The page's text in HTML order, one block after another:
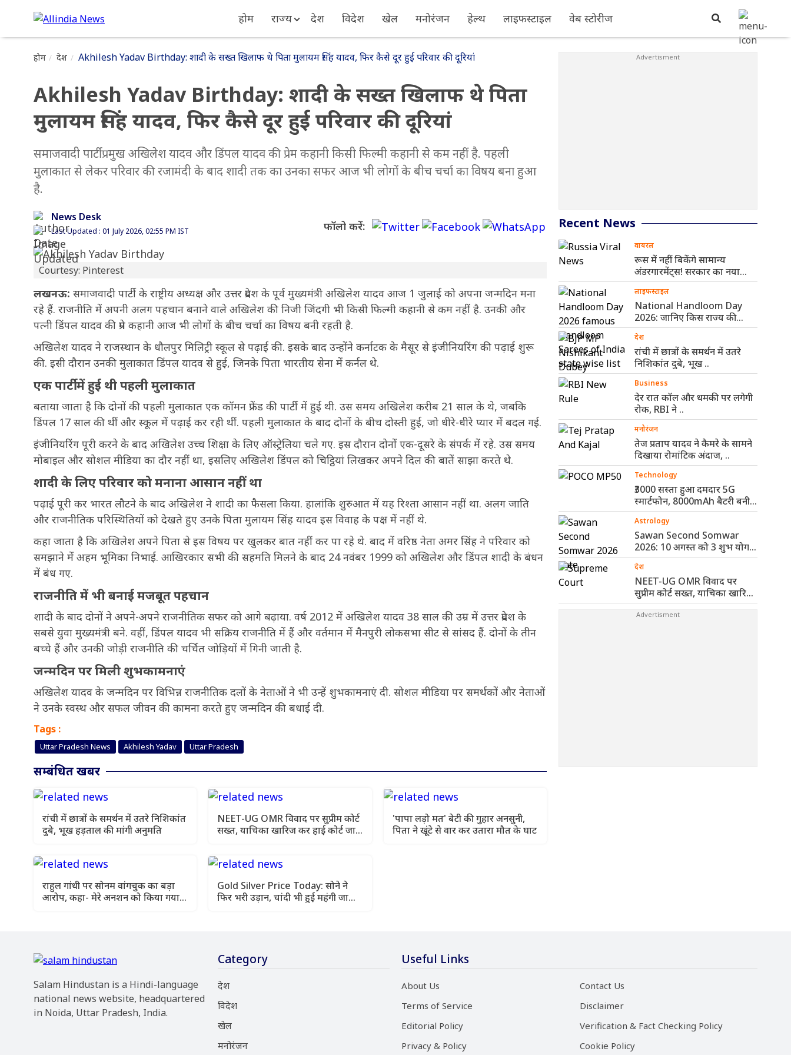
होम राज्य देश विदेश खेल मनोरंजन हेल्थ लाइफस्टाइल वेब स्टोरीज
होम देश Akhilesh Yadav Birthday: शादी के सख्त खिलाफ थे पिता मुलायम सिंह यादव, फिर कैसे दूर हुई परिवार की दूरियां
Akhilesh Yadav Birthday: शादी के सख्त खिलाफ थे पिता
मुलायम सिंह यादव, फिर कैसे दूर हुई परिवार की दूरियां
समाजवादी पार्टी प्रमुख अखिलेश यादव और डिंपल यादव की प्रेम कहानी किसी फिल्मी कहानी से कम नहीं है. पहली
मुलाकात से लेकर परिवार की रजामंदी के बाद शादी तक का उनका सफर आज भी लोगों के बीच चर्चा का विषय बना हुआ
है.
News Desk
Last Updated : 01 July 2026, 02:55 PM IST फॉलो करें:
Courtesy: Pinterest
लखनऊ: समाजवादी पार्टी के राष्ट्रीय अध्यक्ष और उत्तर प्रदेश के पूर्व मुख्यमंत्री अखिलेश यादव आज 1 जुलाई को अपना जन्मदिन मना
रहे हैं. राजनीति में अपनी अलग पहचान बनाने वाले अखिलेश की निजी जिंदगी भी किसी फिल्मी कहानी से कम नहीं है. उनकी और
पत्नी डिंपल यादव की प्रेम कहानी आज भी लोगों के बीच चर्चा का विषय बनी रहती है.
अखिलेश यादव ने राजस्थान के धौलपुर मिलिट्री स्कूल से पढ़ाई की. इसके बाद उन्होंने कर्नाटक के मैसूर से इंजीनियरिंग की पढ़ाई शुरू
की. इसी दौरान उनकी मुलाकात डिंपल यादव से हुई, जिनके पिता भारतीय सेना में कर्नल थे.
एक पार्टी में हुई थी पहली मुलाकात
बताया जाता है कि दोनों की पहली मुलाकात एक कॉमन फ्रेंड की पार्टी में हुई थी. उस समय अखिलेश करीब 21 साल के थे, जबकि
डिंपल 17 साल की थीं और स्कूल में पढ़ाई कर रही थीं. पहली मुलाकात के बाद दोनों के बीच दोस्ती हुई, जो धीरे-धीरे प्यार में बदल गई.
इंजीनियरिंग पूरी करने के बाद अखिलेश उच्च शिक्षा के लिए ऑस्ट्रेलिया चले गए. इस दौरान दोनों एक-दूसरे के संपर्क में रहे. उस समय
मोबाइल और सोशल मीडिया का दौर नहीं था, इसलिए अखिलेश डिंपल को चिट्ठियां लिखकर अपने दिल की बातें साझा करते थे.
शादी के लिए परिवार को मनाना आसान नहीं था
पढ़ाई पूरी कर भारत लौटने के बाद अखिलेश ने शादी का फैसला किया. हालांकि शुरुआत में यह रिश्ता आसान नहीं था. अलग जाति
और राजनीतिक परिस्थितियों को देखते हुए उनके पिता मुलायम सिंह यादव इस विवाह के पक्ष में नहीं थे.
कहा जाता है कि अखिलेश अपने पिता से इस विषय पर खुलकर बात नहीं कर पा रहे थे. बाद में वरिष्ठ नेता अमर सिंह ने परिवार को
समझाने में अहम भूमिका निभाई. आखिरकार सभी की सहमति मिलने के बाद 24 नवंबर 1999 को अखिलेश और डिंपल शादी के बंधन
में बंध गए.
राजनीति में भी बनाई मजबूत पहचान
शादी के बाद दोनों ने अपने-अपने राजनीतिक सफर को आगे बढ़ाया. वर्ष 2012 में अखिलेश यादव 38 साल की उम्र में उत्तर प्रदेश के
सबसे युवा मुख्यमंत्री बने. वहीं, डिंपल यादव भी सक्रिय राजनीति में हैं और वर्तमान में मैनपुरी लोकसभा सीट से सांसद हैं. दोनों के तीन
बच्चे हैं और उनकी जोड़ी राजनीति की चर्चित जोड़ियों में गिनी जाती है.
जन्मदिन पर मिली शुभकामनाएं
अखिलेश यादव के जन्मदिन पर विभिन्न राजनीतिक दलों के नेताओं ने भी उन्हें शुभकामनाएं दी. सोशल मीडिया पर समर्थकों और नेताओं
ने उनके स्वस्थ और सफल जीवन की कामना करते हुए जन्मदिन की बधाई दी.
Tags :
Uttar Pradesh News Akhilesh Yadav Uttar Pradesh
सम्बंधित खबर
रांची में छात्रों के समर्थन में उतरे निशिकांत
दुबे, भूख हड़ताल की मांगी अनुमति
NEET-UG OMR विवाद पर सुप्रीम कोर्ट
सख्त, याचिका खारिज कर हाई कोर्ट जाने
'पापा लड़ो मत' बेटी की गुहार अनसुनी,
पिता ने खूंटे से वार कर उतारा मौत के घाट
राहुल गांधी पर सोनम वांगचुक का बड़ा
आरोप, कहा- मेरे अनशन को किया गया
Gold Silver Price Today: सोने ने
फिर भरी उड़ान, चांदी भी हुई महंगी जानिए
Recent News
वायरल
रूस में नहीं बिकेंगे सामान्य
अंडरगारमेंट्स! सरकार का नया
नियम ..
लाइफस्टाइल
National Handloom Day
2026: जानिए किस राज्य की
कौन-सी हैंडलूम ..
देश
रांची में छात्रों के समर्थन में उतरे
निशिकांत दुबे, भूख ..
Business
देर रात कॉल और धमकी पर लगेगी
रोक, RBI ने ..
मनोरंजन
तेज प्रताप यादव ने कैमरे के सामने
दिखाया रोमांटिक अंदाज, ..
Technology
₹3000 सस्ता हुआ दमदार 5G
स्मार्टफोन, 8000mAh बैटरी बनी
सबसे ..
Astrology
Sawan Second Somwar
2026: 10 अगस्त को 3 शुभ योग,
..
देश
NEET-UG OMR विवाद पर
सुप्रीम कोर्ट सख्त, याचिका खारिज
कर ..
Salam Hindustan is a Hindi-language
national news website, headquartered
in Noida, Uttar Pradesh, India.
Category
देश
विदेश
खेल
मनोरंजन
Useful Links
About Us
Contact Us
Terms of Service
Disclaimer
Editorial Policy
Verification & Fact Checking Policy
Privacy & Policy
Cookie Policy